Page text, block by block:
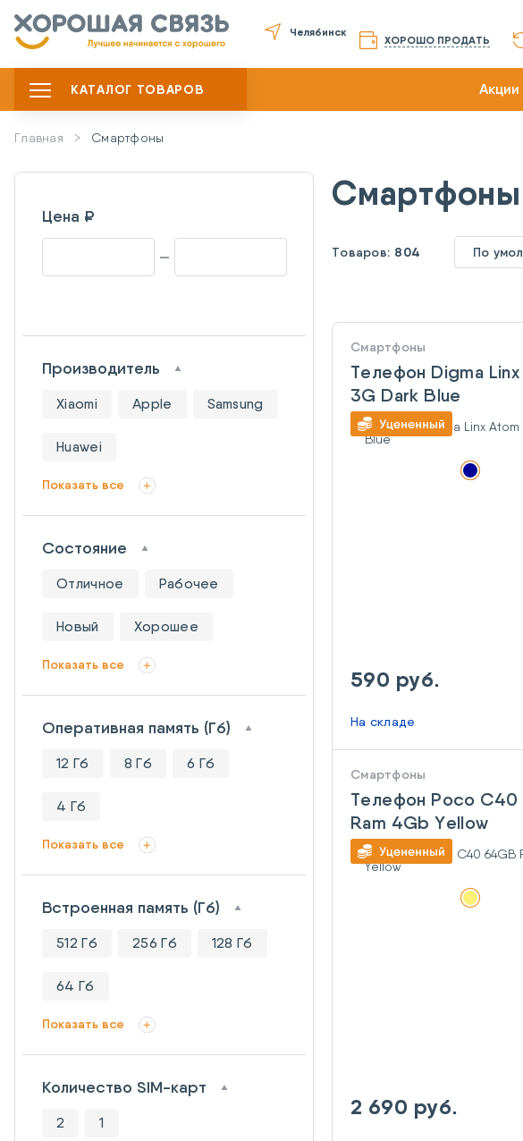
Челябинск
ХОРОШО ПРОДАТЬ
КАТАЛОГ ТОВАРОВ Акции
Главная Смартфоны
Цена ₽
Производитель
Xiaomi Apple Samsung
Huawei
Показать все
Состояние
Отличное Рабочее
Новый Хорошее
Показать все
Оперативная память (Гб)
12 Гб 8 Гб 6 Гб
4 Гб
Показать все
Встроенная память (Гб)
512 Гб 256 Гб 128 Гб
64 Гб
Показать все
Количество SIM-карт
2 1
Смартфоны
Товаров: 804 По
Смартфоны
Телефон Digma
3G Dark Blue
590 руб.
На складе
Смартфоны
Телефон Poco C40
Ram 4Gb Yellow
2 690 руб.